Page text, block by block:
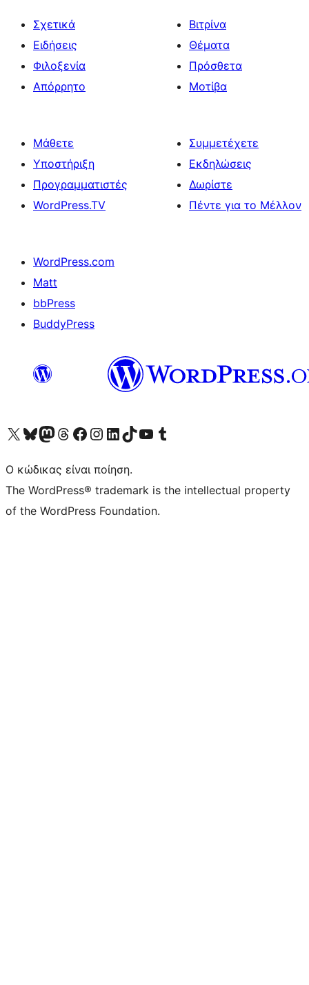
Σχετικά
Ειδήσεις
Φιλοξενία
Απόρρητο
Βιτρίνα
Θέματα
Πρόσθετα
Μοτίβα
Μάθετε
Υποστήριξη
Προγραμματιστές
WordPress.TV
Συμμετέχετε
Εκδηλώσεις
Δωρίστε
Πέντε για το Μέλλον
WordPress.com
Matt
bbPress
BuddyPress
Visit our X (formerly Twitter) account
Visit our Bluesky account
Επισκεφθείτε τον λογαριασμό μας στο Mastodon
Visit our Threads account
Επισκεφτείτε τη σελίδα μας στο Facebook
Επισκεφθείτε τον λογαριασμό μας Instagram
Επισκεφθείτε τον λογαριασμό μας LinkedIn
Visit our TikTok account
Visit our YouTube channel
Visit our Tumblr account
Ο κώδικας είναι ποίηση.
The WordPress® trademark is the intellectual property
of the WordPress Foundation.